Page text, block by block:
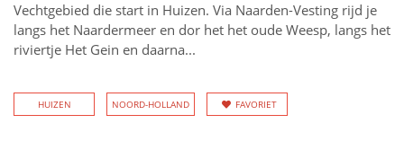
Vechtgebied die start in Huizen. Via Naarden-Vesting rijd je
langs het Naardermeer en dor het het oude Weesp, langs het
riviertje Het Gein en daarna...
HUIZEN NOORD-HOLLAND FAVORIET